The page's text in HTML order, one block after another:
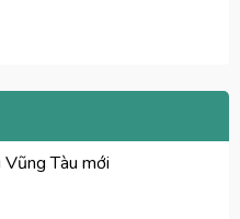
Tàu mới